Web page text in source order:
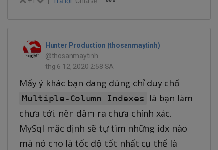
Hunter Production (thosanmaytinh)
@thosanmaytinh
thg 6 12, 2020 2:58 SA
Mấy ý khác bạn đang đúng chỉ duy chổ
Multiple-Column Indexes
là bạn làm
chưa tới, nên đâm ra chưa chính xác.
MySql mặc định sẽ tự tìm những idx nào
mà nó cho là tốc độ tốt nhất cụ thể là